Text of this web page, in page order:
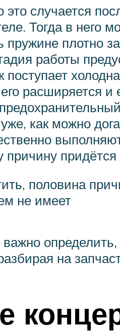
случается
Тогда в него
пружине плотно
работы
поступает
расширяется
как можно
причину
половина
не имеет
на